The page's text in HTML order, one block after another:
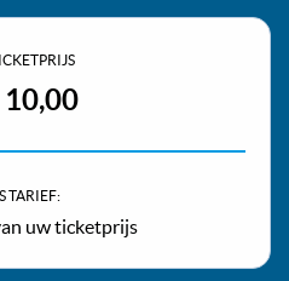
10,00
TARIEF:
uw ticketprijs